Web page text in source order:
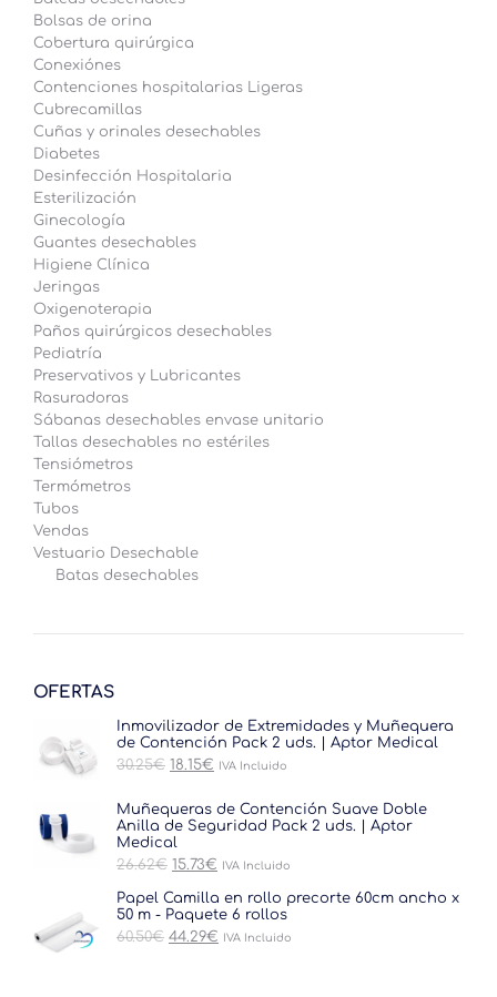
Bolsas de orina
Cobertura quirúrgica
Conexiónes
Contenciones hospitalarias Ligeras
Cubrecamillas
Cuñas y orinales desechables
Diabetes
Desinfección Hospitalaria
Esterilización
Ginecología
Guantes desechables
Higiene Clínica
Jeringas
Oxigenoterapia
Paños quirúrgicos desechables
Pediatría
Preservativos y Lubricantes
Rasuradoras
Sábanas desechables envase unitario
Tallas desechables no estériles
Tensiómetros
Termómetros
Tubos
Vendas
Vestuario Desechable
Batas desechables
OFERTAS
Inmovilizador de Extremidades y Muñequera
de Contención Pack 2 uds. | Aptor Medical
30.25€ El
era:
30.25€.
18.15€ El
es:
18.15€.
IVA Incluido
Muñequeras de Contención Suave Doble
Anilla de Seguridad Pack 2 uds. | Aptor
Medical
26.62€ El
original
era:
26.62€.
15.73€ El
actual
es:
15.73€.
IVA Incluido
Papel Camilla en rollo precorte 60cm ancho x
50 m - Paquete 6 rollos
60.50€ El
44.29€ El
IVA Incluido